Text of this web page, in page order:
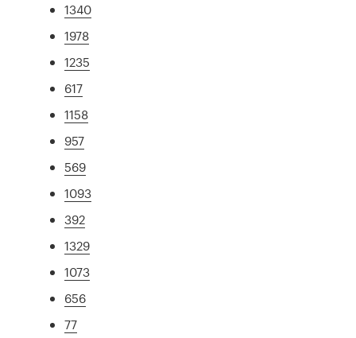
1340
1978
1235
617
1158
957
569
1093
392
1329
1073
656
77